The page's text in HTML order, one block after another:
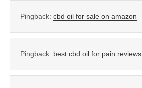
Pingback: cbd oil for sale on amazon
Pingback: best cbd oil for pain reviews